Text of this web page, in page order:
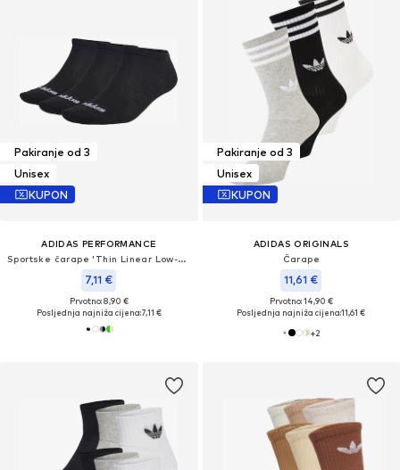
Pakiranje od 3
Unisex
KUPON
ADIDAS PERFORMANCE
Sportske čarape 'Thin Linear Low-Cut 3 Pairs'
7,11 €
Prvotno: 8,90 €
Posljednja najniža cijena:7,11 €
Pakiranje od 3
Unisex
KUPON
ADIDAS ORIGINALS
Čarape
11,61 €
Prvotno: 14,90 €
Posljednja najniža cijena:11,61 €
+2